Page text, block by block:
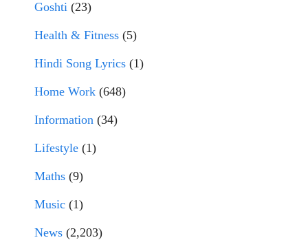
Goshti (23)
Health & Fitness (5)
Hindi Song Lyrics (1)
Home Work (648)
Information (34)
Lifestyle (1)
Maths (9)
Music (1)
News (2,203)